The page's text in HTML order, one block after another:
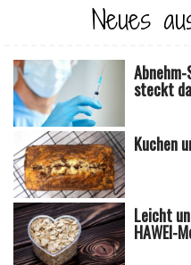
Neues
steckt
Kuchen
Leicht
HAWEI-